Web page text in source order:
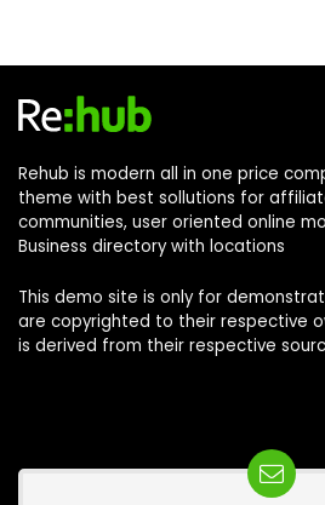
Rehub is modern all in one price
theme with best sollutions for
communities, user oriented online
Business directory with locations
This demo site is only for
are copyrighted to their respective
is derived from their respective